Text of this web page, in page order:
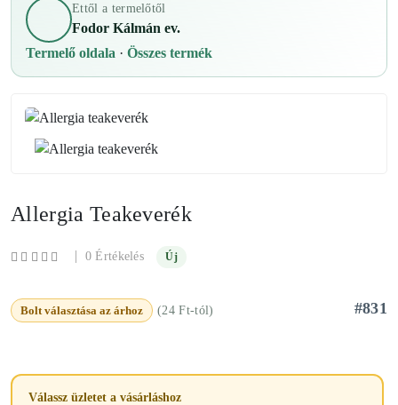
Ettől a termelőtől
Fodor Kálmán ev.
Termelő oldala · Összes termék
Allergia Teakeverék
| 0 Értékelés Új
Bolt választása az árhoz (24 Ft-tól) #831
Válassz üzletet a vásárláshoz